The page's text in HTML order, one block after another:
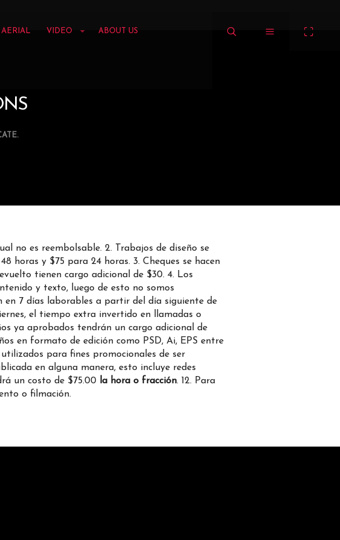
AERIAL VIDEO ABOUT US
no es reembolsable. 2. Trabajos de diseño se
horas y $75 para 24 horas. 3. Cheques se hacen
tienen cargo adicional de $30. 4. Los
y texto, luego de esto no somos
en 7 días laborables a partir del día siguiente de
el tiempo extra invertido en llamadas o
ya aprobados tendrán un cargo adicional de
en formato de edición como PSD, Ai, EPS entre
para fines promocionales de ser
en alguna manera, esto incluye redes
un costo de $75.00 la hora o fracción. 12. Para
o filmación.